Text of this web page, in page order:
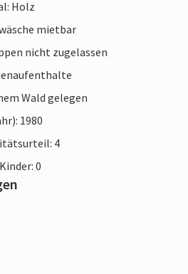
Holz
mietbar
nicht zugelassen
Wald gelegen
1980
4
0